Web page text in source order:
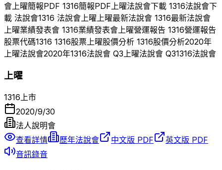
會 上曜簡報PDF 1316簡報PDF 上曜法說會下載 1316法說會下
載 法說會1316 法說會 上曜 上曜最新法說會 1316最新法說會
上曜業績發表會 1316業績發表會 上曜營運報告 1316營運報告
股票代碼1316 1316股票 上曜股價分析 1316股價分析2020年
上曜法說會2020年1316法說會 Q3 上曜法說會 Q31316法說會
上曜
1316 上市
2020/9/30
法人說明會
查看詳情
歷年法說會 中文版 PDF
英文版 PDF
音訊錄音